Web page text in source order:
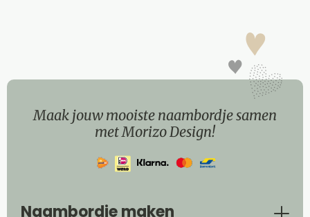
Maak jouw mooiste naambordje samen
met Morizo Design!
Naambordje maken